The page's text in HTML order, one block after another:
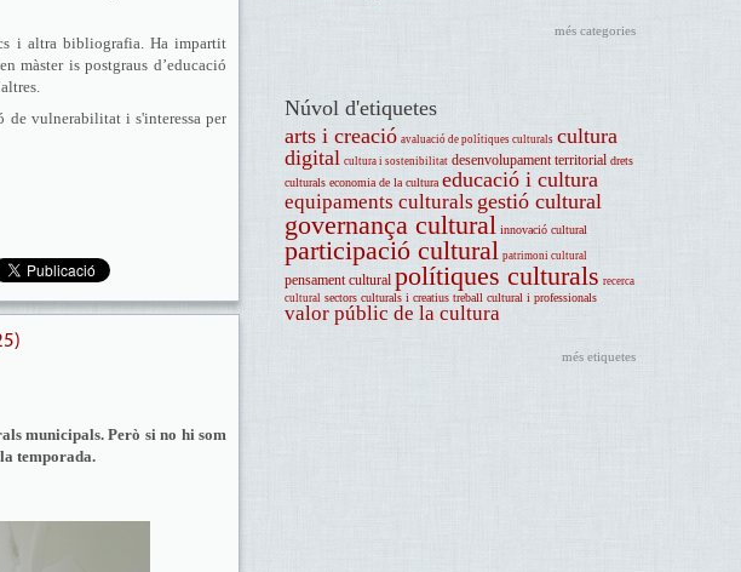
i altra bibliografia. Ha impartit
màster is postgraus d’educació
de vulnerabilitat i s'interessa per
municipals. Però si no hi som
temporada.
més categories
Núvol d'etiquetes
arts i creació avaluació de polítiques culturals cultura
digital cultura i sostenibilitat desenvolupament territorial drets
culturals economia de la cultura educació i cultura
equipaments culturals gestió cultural
governança cultural innovació cultural
participació cultural patrimoni cultural
pensament cultural polítiques culturals recerca
cultural sectors culturals i creatius treball cultural i professionals
valor públic de la cultura
més etiquetes